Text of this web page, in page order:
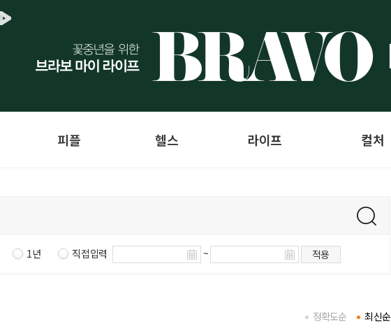
피플 헬스 라이프 컬처
1년 직접입력 ~ 적용
최신순
정확도순